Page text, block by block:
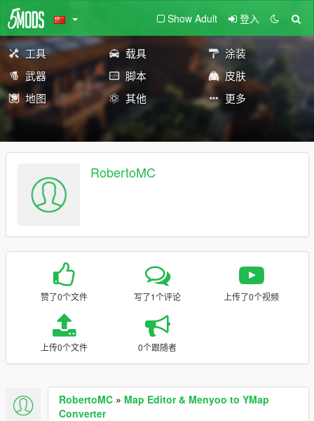
Show Adult 登入
工具 载具
涂装
武器
脚本
皮肤
地图
其他 更多
RobertoMC
赞了0个文件 写了1个评论 上传了0个视频
上传0个文件 0个跟随者
RobertoMC » Map Editor & Menyoo to YMap
Converter